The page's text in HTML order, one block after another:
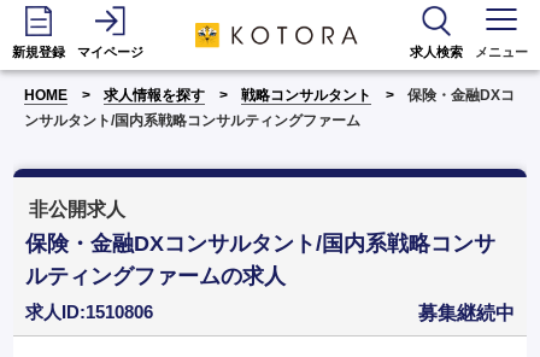
新規登録 マイページ 求人検索 メニュー
HOME 求人情報を探す 戦略コンサルタント
保険・金融DXコ
ンサルタント/国内系戦略コンサルティングファーム
非公開求人
保険・金融DXコンサルタント/国内系戦略コンサ
ルティングファームの求人
求人ID:1510806 募集継続中